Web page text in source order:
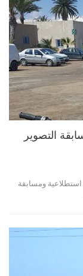
التصوير
اليوم السبت 06 افريل 2019 رحلة استطلاعية ومسابقة